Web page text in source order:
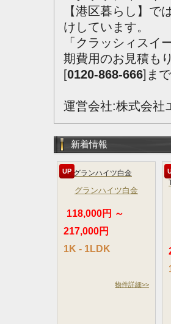
【港区暮らし】で
けしています。
「クラッシィスイ
期費用のお見積も
[0120-868-666]ま
運営会社:株式会社
新着情報
UP
グランハイツ白金
118,000円 ～
217,000円
1K - 1LDK
物件詳細>>